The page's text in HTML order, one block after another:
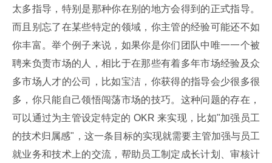
太多指导，特别是那种你在别的地方会得到的正式指导。
而且别忘了在某些特定的领域，你主管的经验可能还不如
你丰富。举个例子来说，如果你是你们团队中唯一一个被
聘来负责市场的人，相比于在那些有着多年市场经验及众
多市场人才的公司，比如宝洁，你获得的指导会少很多很
多，你只能自己领悟闯荡市场的技巧。这种问题的存在，
可以通过为主管设定特定的 OKR 来实现，比如"加强员工
的技术归属感"，这一条目标的实现就需要主管加强与员工
就业务和技术上的交流，帮助员工制定成长计划、审核计